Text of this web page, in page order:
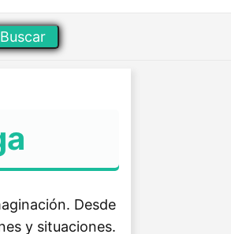
Buscar
Desde
y situaciones.